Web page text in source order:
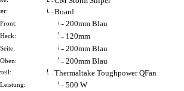
Board
Front: 200mm Blau
Heck: 120mm
Seite: 200mm Blau
Oben: 200mm Blau
Thermaltake Toughpower QFan
Leistung: 500 W